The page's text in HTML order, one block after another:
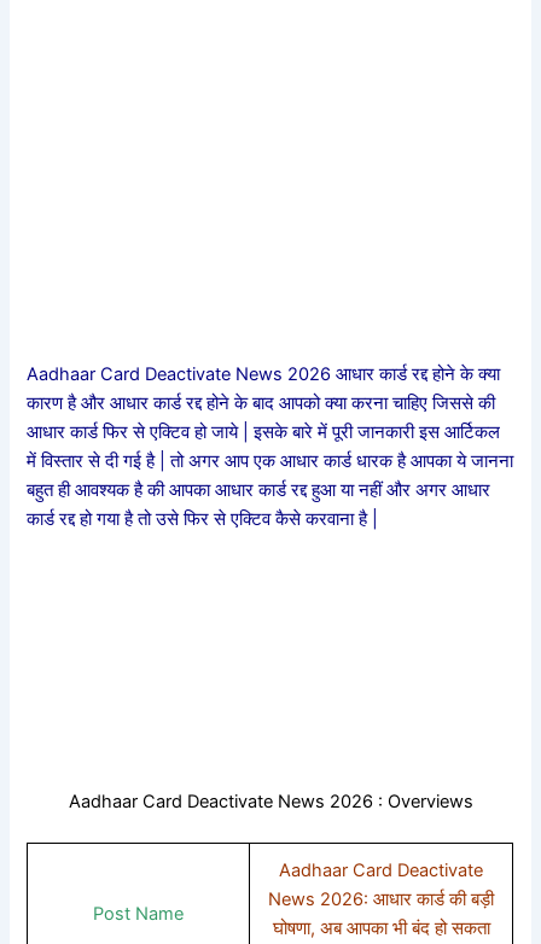
Aadhaar Card Deactivate News 2026 आधार कार्ड रद्द होने के क्या
कारण है और आधार कार्ड रद्द होने के बाद आपको क्या करना चाहिए जिससे की
आधार कार्ड फिर से एक्टिव हो जाये | इसके बारे में पूरी जानकारी इस आर्टिकल
में विस्तार से दी गई है | तो अगर आप एक आधार कार्ड धारक है आपका ये जानना
बहुत ही आवश्यक है की आपका आधार कार्ड रद्द हुआ या नहीं और अगर आधार
कार्ड रद्द हो गया है तो उसे फिर से एक्टिव कैसे करवाना है |
Aadhaar Card Deactivate News 2026 : Overviews
Post Name
Aadhaar Card Deactivate
News 2026: आधार कार्ड की बड़ी
घोषणा, अब आपका भी बंद हो सकता